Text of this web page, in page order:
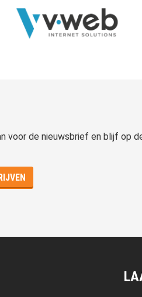
voor de nieuwsbrief en blijf op